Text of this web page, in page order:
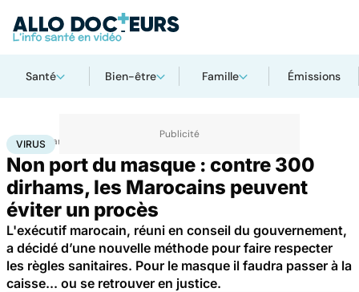
Santé Bien-être Famille Émissions
Accueil Santé Maladies infectieuses
VIRUS
Non port du masque : contre 300
dirhams, les Marocains peuvent
éviter un procès
L'exécutif marocain, réuni en conseil du gouvernement,
a décidé d’une nouvelle méthode pour faire respecter
les règles sanitaires. Pour le masque il faudra passer à la
caisse... ou se retrouver en justice.